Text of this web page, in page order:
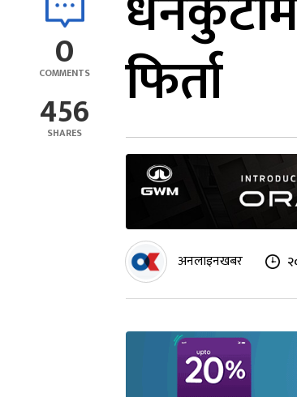
0
COMMENTS
456
SHARES
फिर्ता
अनलाइनखबर